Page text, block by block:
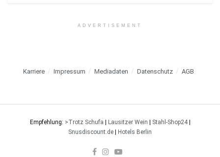
ADVERTISEMENT
Karriere Impressum Mediadaten Datenschutz AGB
Empfehlung: >Trotz Schufa Lausitzer Wein Stahl-Shop24|
Snusdiscount.de
Hotels Berlin